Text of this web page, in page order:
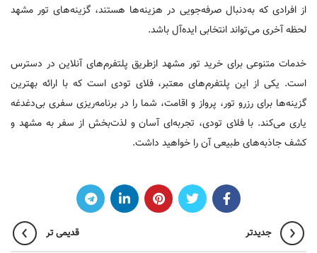
از افرادی که به‌دنبال صرفه‌جویی در هزینه‌ها هستند، گزینه‌های تور مشهد
لحظه آخری می‌تواند انتخابی ایده‌آل باشد.
خدمات متنوعی برای خرید تور مشهد ازطریق پلتفرم‌های آنلاین در دسترس
است. یکی از این پلتفرم‌های معتبر، فلای تودی است که با ارائه بهترین
گزینه‌ها برای رزرو تور، پرواز و اقامت، شما را در برنامه‌ریزی سفری بی‌دغدغه
یاری می‌کند. با فلای تودی، تجربه‌ای آسان و لذت‌بخش از سفر به مشهد و
کشف جاذبه‌های طبیعی آن را خواهید داشت.
جدیدتر قدیمی تر